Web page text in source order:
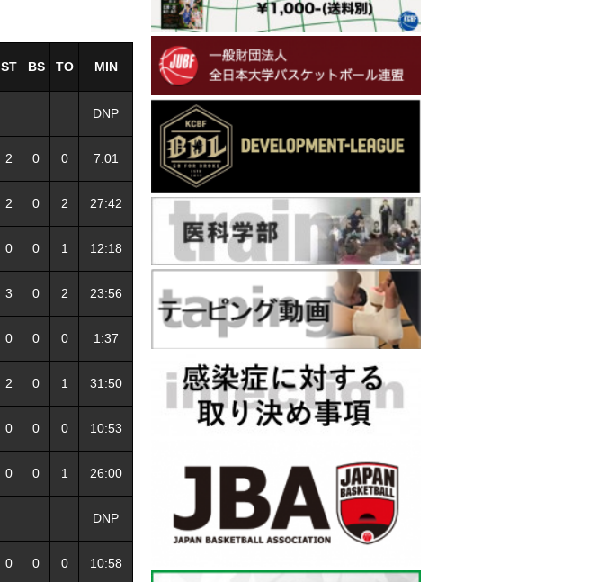
ST BS TO
MIN
DNP
2 0 0 7:01
2 0 2 27:42
0 0 1 12:18
3 0 2 23:56
0 0 0 1:37
2 0 1 31:50
0 0 0 10:53
0 0 1 26:00
DNP
0 0 0 10:58